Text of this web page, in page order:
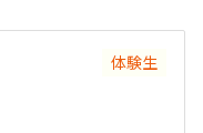
体験生